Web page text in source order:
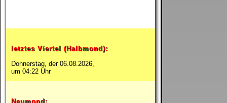
letztes Viertel (Halbmond):
Donnerstag, der 06.08.2026,
um 04:22 Uhr
Neumond: